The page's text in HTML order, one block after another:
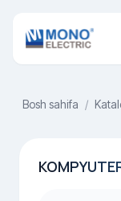
Bosh sahifa /